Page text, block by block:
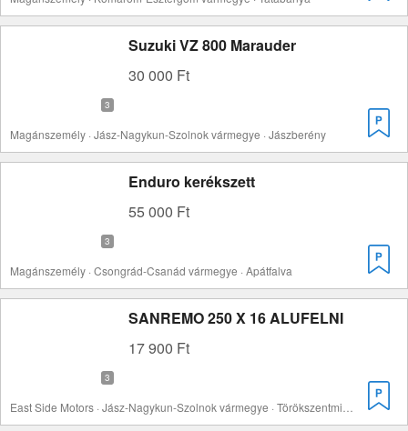
Suzuki VZ 800 Marauder
30 000 Ft
Magánszemély · Jász-Nagykun-Szolnok vármegye · Jászberény
Enduro kerékszett
55 000 Ft
Magánszemély · Csongrád-Csanád vármegye · Apátfalva
SANREMO 250 X 16 ALUFELNI
17 900 Ft